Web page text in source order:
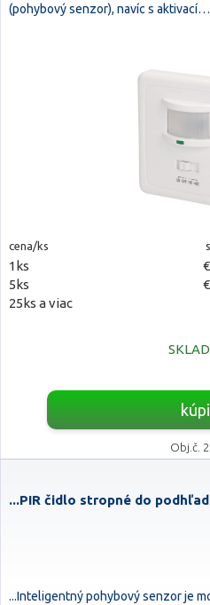
(pohybový senzor), navíc s aktivací…
cena/ks
1ks
5ks
25ks a viac
Obj.č.
...PIR čidlo stropné do
...Inteligentný pohybový senzor je